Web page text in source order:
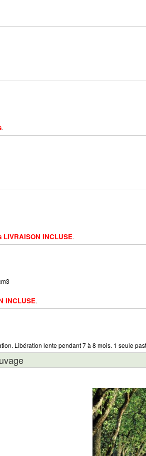
.
LIVRAISON INCLUSE.
INCLUSE.
Libération lente pendant 7 à 8 mois. 1 seule